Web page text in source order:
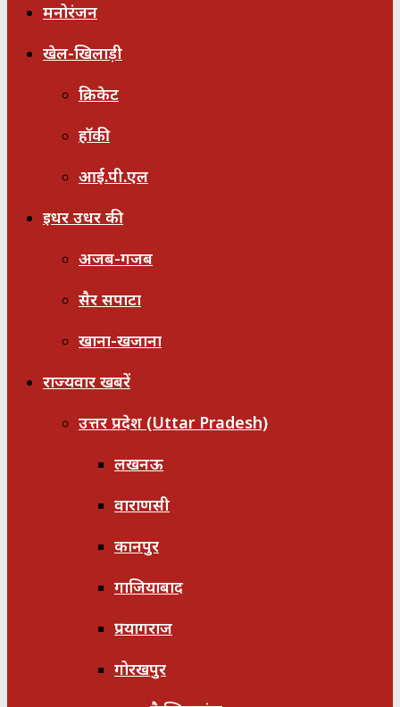
मनोरंजन
खेल-खिलाड़ी
क्रिकेट
हॉकी
आई.पी.एल
इधर उधर की
अजब-गजब
सैर सपाटा
खाना-खजाना
राज्यवार खबरें
उत्तर प्रदेश (Uttar Pradesh)
लखनऊ
वाराणसी
कानपुर
गाजियाबाद
प्रयागराज
गोरखपुर